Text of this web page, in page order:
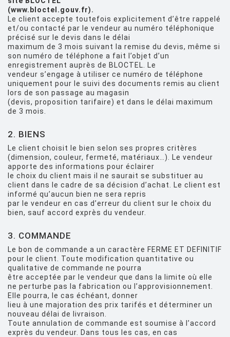
(www.bloctel.gouv.fr).
Le client accepte toutefois explicitement d’être rappelé
et/ou contacté par le vendeur au numéro téléphonique
précisé sur le devis dans le délai
maximum de 3 mois suivant la remise du devis, même si
son numéro de téléphone a fait l’objet d’un
enregistrement auprès de BLOCTEL. Le
vendeur s’engage à utiliser ce numéro de téléphone
uniquement pour le suivi des documents remis au client
lors de son passage au magasin
(devis, proposition tarifaire) et dans le délai maximum
de 3 mois.
2. BIENS
Le client choisit le bien selon ses propres critères
(dimension, couleur, fermeté, matériaux…). Le vendeur
apporte des informations pour éclairer
le choix du client mais il ne saurait se substituer au
client dans le cadre de sa décision d’achat. Le client est
informé qu’aucun bien ne sera repris
par le vendeur en cas d’erreur du client sur le choix du
bien, sauf accord exprès du vendeur.
3. COMMANDE
Le bon de commande a un caractère FERME ET DEFINITIF
pour le client. Toute modification quantitative ou
qualitative de commande ne pourra
être acceptée par le vendeur que dans la limite où elle
ne perturbe pas la fabrication ou l’approvisionnement.
Elle pourra, le cas échéant, donner
lieu à une majoration des prix tarifés et déterminer un
nouveau délai de livraison.
Toute annulation de commande est soumise à l’accord
exprès du vendeur. Dans tous les cas, en cas